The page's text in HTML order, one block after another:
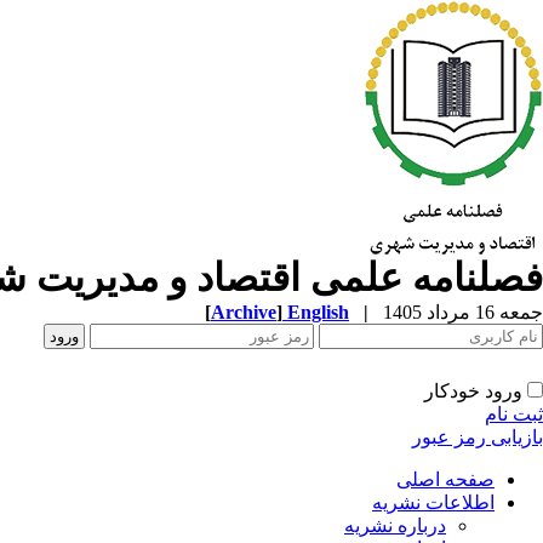
فصلنامه علمی اقتصاد و مدیریت
جمعه 16 مرداد 1405 |
English
[Archive]
ورود خودکار
ثبت نام
بازیابی رمز عبور
صفحه اصلی
اطلاعات نشریه
درباره نشریه